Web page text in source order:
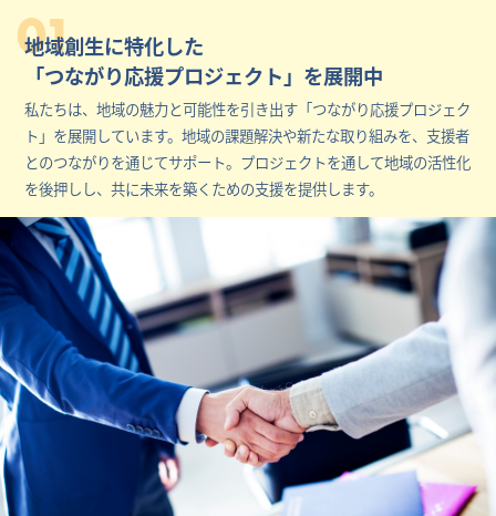
01
地域創生に特化した
「つながり応援プロジェクト」を展開中
私たちは、地域の魅力と可能性を引き出す「つながり応援プロジェク
ト」を展開しています。地域の課題解決や新たな取り組みを、支援者
とのつながりを通じてサポート。プロジェクトを通して地域の活性化
を後押しし、共に未来を築くための支援を提供します。